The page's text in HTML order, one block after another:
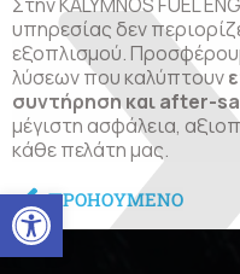
Ανοίξτε τη
υπηρεσίας δεν
εξοπλισμού.
λύσεων που καλύπτουν
συντήρηση και after-
μέγιστη ασφάλεια,
κάθε πελάτη μας.
ΠΡΟΗΟΎΜΕΝΟ